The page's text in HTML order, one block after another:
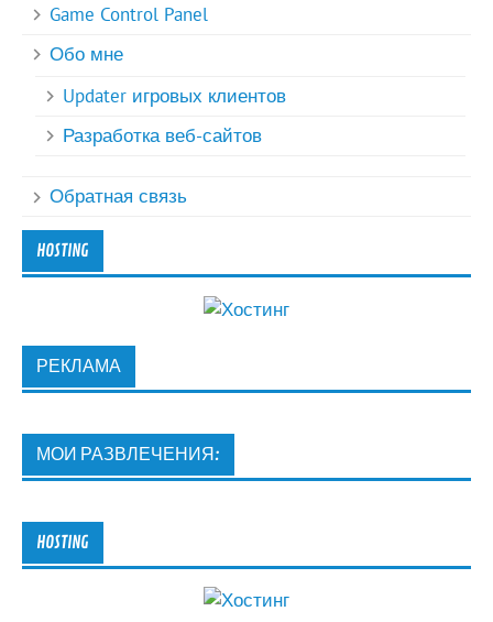
Game Control Panel
Обо мне
Updater игровых клиентов
Разработка веб-сайтов
Обратная связь
HOSTING
РЕКЛАМА
МОИ РАЗВЛЕЧЕНИЯ:
HOSTING